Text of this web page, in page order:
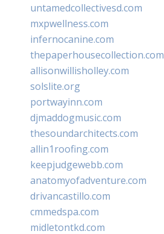
untamedcollectivesd.com
mxpwellness.com
infernocanine.com
thepaperhousecollection.com
allisonwillisholley.com
solslite.org
portwayinn.com
djmaddogmusic.com
thesoundarchitects.com
allin1roofing.com
keepjudgewebb.com
anatomyofadventure.com
drivancastillo.com
cmmedspa.com
midletontkd.com